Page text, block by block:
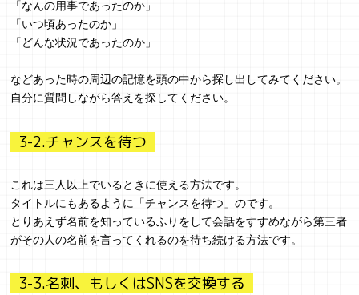
「なんの用事であったのか」
「いつ頃あったのか」
「どんな状況であったのか」
などあった時の周辺の記憶を頭の中から探し出してみてください。
自分に質問しながら答えを探してください。
3-2.チャンスを待つ
これは三人以上でいるときに使える方法です。
タイトルにもあるように「チャンスを待つ」のです。
とりあえず名前を知っているふりをして会話をすすめながら第三者
がその人の名前を言ってくれるのを待ち続ける方法です。
3-3.名刺、もしくはSNSを交換する